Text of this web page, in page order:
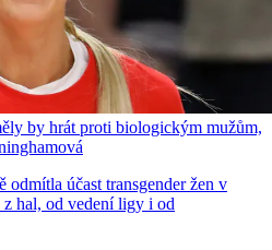
by hrát proti biologickým mužům,
účast transgender žen v
z hal, od vedení ligy i od